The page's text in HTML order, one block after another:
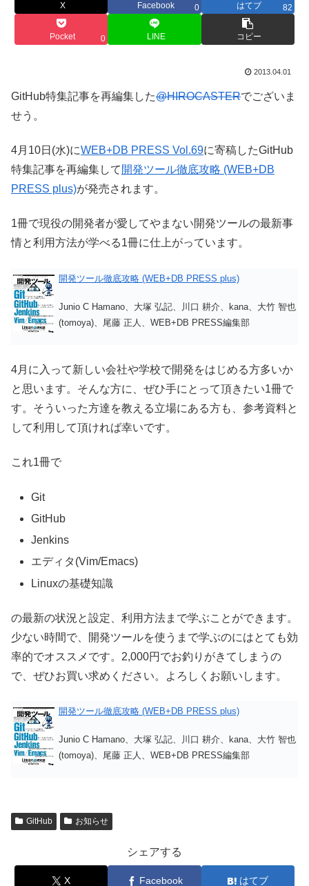
X Facebook 0 はてブ 82
Pocket 0 LINE コピー
2013.04.01
GitHub特集記事を再編集した@HIROCASTERでございま
せう。
4月10日(水)にWEB+DB PRESS Vol.69に寄稿したGitHub
特集記事を再編集して 開発ツール徹底攻略 (WEB+DB
PRESS plus)が発売されます。
1冊で現役の開発者が愛してやまない開発ツールの最新事
情と利用方法が学べる1冊に仕上がっています。
開発ツール徹底攻略 (WEB+DB PRESS plus)
Junio C Hamano、大塚 弘記、川口 耕介、kana、大竹 智也
(tomoya)、尾藤 正人、WEB+DB PRESS編集部
4月に入って新しい会社や学校で開発をはじめる方多いか
と思います。そんな方に、ぜひ手にとって頂きたい1冊で
す。そういった方達を教える立場にある方も、参考資料と
して利用して頂ければ幸いです。
これ1冊で
Git
GitHub
Jenkins
エディタ(Vim/Emacs)
Linuxの基礎知識
の最新の状況と設定、利用方法まで学ぶことができます。
少ない時間で、開発ツールを使うまで学ぶのにはとても効
率的でオススメです。2,000円でお釣りがきてしまうの
で、ぜひお買い求めください。よろしくお願いします。
開発ツール徹底攻略 (WEB+DB PRESS plus)
Junio C Hamano、大塚 弘記、川口 耕介、kana、大竹 智也
(tomoya)、尾藤 正人、WEB+DB PRESS編集部
GitHub お知らせ
シェアする
X Facebook はてブ